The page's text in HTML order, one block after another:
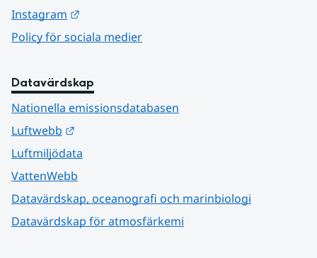
Instagram
Policy för sociala medier
Datavärdskap
Nationella emissionsdatabasen
Luftwebb
Luftmiljödata
VattenWebb
Datavärdskap, oceanografi och marinbiologi
Datavärdskap för atmosfärkemi